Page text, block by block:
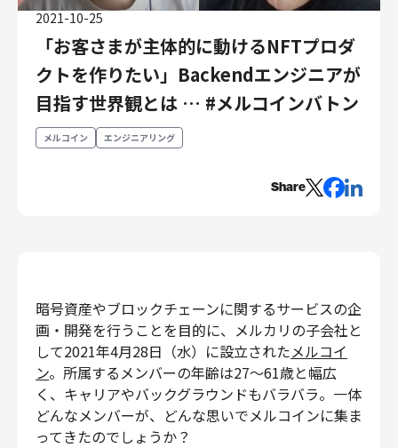
メルペイ
メルコイン
メルカリShops
メルカリR4Dラボ
AI/LLM
職種
経営・事業企画
事業開発
カスタマーサービス
営業
マーケティング・PR
プロダクトマネジメント
2021-10-25
「お客さまが主体的に動けるNFTプロダ
クトを作りたい」Backendエンジニアが
目指す世界観とは … #メルコインバトン
メルコイン エンジニアリング
Share
暗号資産やブロックチェーンに関するサービスの企
画・開発を行うことを目的に、メルカリの子会社と
して2021年4月28日（水）に設立されたメルコイ
ン。所属するメンバーの年齢は27〜61歳と幅広
く、キャリアやバックグラウンドもバラバラ。一体
どんなメンバーが、どんな思いでメルコインに集ま
ってきたのでしょうか？